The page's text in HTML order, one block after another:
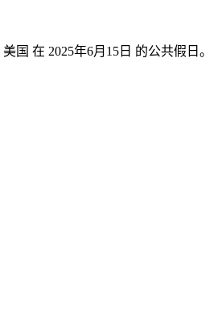
国 在 2025年6月15日 的公共假日。